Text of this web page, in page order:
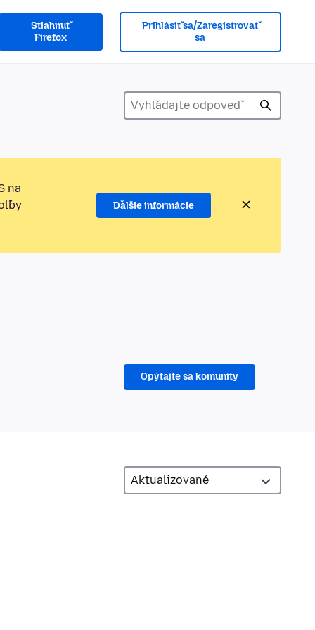
Stiahnuť
Firefox
Prihlásiť sa/Zaregistrovať
sa
na
Ďalšie informácie
Opýtajte sa komunity